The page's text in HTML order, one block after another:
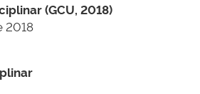
(GCU, 2018)
2018